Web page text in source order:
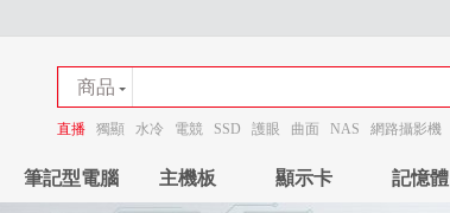
商品
商店
直播 獨顯 水冷 電競 SSD 護眼 曲面 NAS 網路攝影機
筆記型電腦 主機板 顯示卡 記憶體